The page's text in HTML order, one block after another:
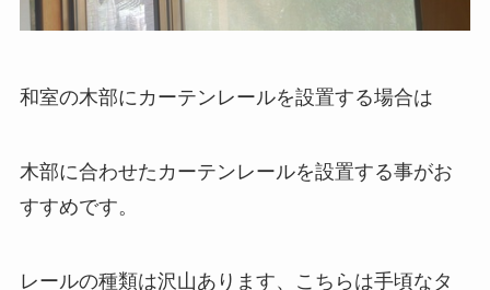
和室の木部にカーテンレールを設置する場合は
木部に合わせたカーテンレールを設置する事がお
すすめです。
レールの種類は沢山あります、こちらは手頃なタ